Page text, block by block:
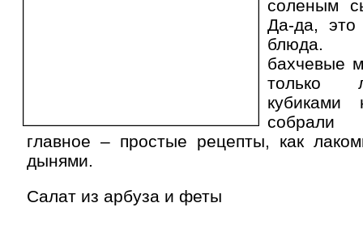
соленым
Да-да, это
блюда.
бахчевые
только
собрали
главное – простые рецепты, как
дынями.
Салат из арбуза и феты